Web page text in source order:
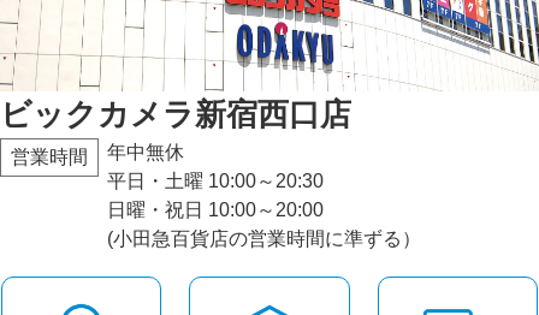
ビックカメラ新宿西口店
営業時間
年中無休
平日・土曜 10:00～20:30
日曜・祝日 10:00～20:00
(小田急百貨店の営業時間に準ずる）